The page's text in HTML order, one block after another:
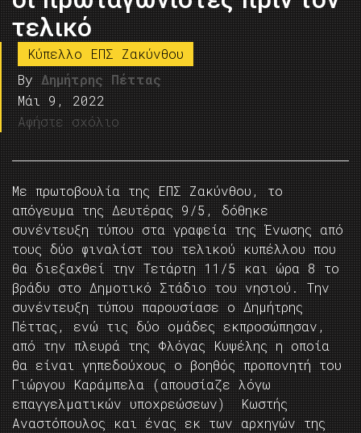
τελικό
Κύπελλο ΕΠΣ Ζακύνθου
By Δημήτρης Πέττας
Μάι 9, 2022
Αφήστε σχόλιο
Με πρωτοβουλία της ΕΠΣ Ζακύνθου, το
απόγευμα της Δευτέρας 9/5, δόθηκε
συνέντευξη τύπου στα γραφεία της Ένωσης από
τους δύο φιναλίστ του τελικού κυπέλλου που
θα διεξαχθεί την Τετάρτη 11/5 και ώρα 8 το
βράδυ στο Δημοτικό Στάδιο του νησιού. Την
συνέντευξη τύπου παρουσίασε ο Δημήτρης
Πέττας, ενώ τις δύο ομάδες εκπροσώπησαν,
από την πλευρά της Φλόγας Κυψέλης η οποία
θα είναι γηπεδούχους ο βοηθός προπονητή του
Γιώργου Καράμπελα (απουσίαζε λόγω
επαγγελματικών υποχρεώσεων) Κωστής
Αναστόπουλος και ένας εκ των αρχηγών της